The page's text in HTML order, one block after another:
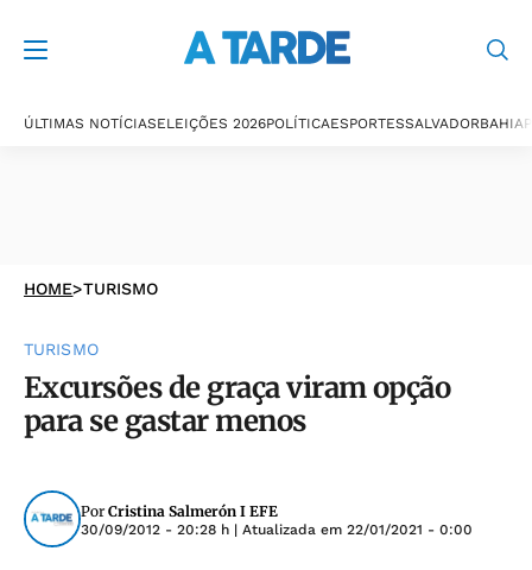
ÚLTIMAS NOTÍCIASELEIÇÕES 2026POLÍTICAESPORTESSALVADORBAHIA
HOME>TURISMO
TURISMO
Excursões de graça viram opção
para se gastar menos
Por Cristina Salmerón I EFE
30/09/2012 - 20:28 h | Atualizada em 22/01/2021 - 0:00